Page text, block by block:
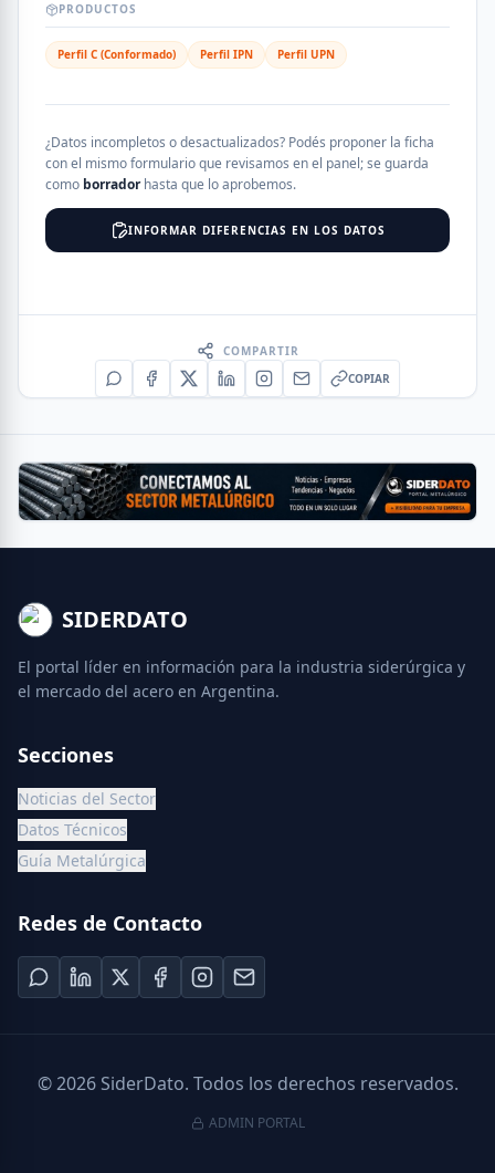
PRODUCTOS
Perfil C (Conformado) Perfil IPN Perfil UPN
¿Datos incompletos o desactualizados? Podés proponer la ficha
con el mismo formulario que revisamos en el panel; se guarda
como borradorhasta que lo aprobemos.
INFORMAR DIFERENCIAS EN LOS DATOS
COMPARTIR
COPIAR
SIDERDATO
El portal líder en información para la industria siderúrgica y
el mercado del acero en Argentina.
Secciones
Noticias del Sector
Datos Técnicos
Guía Metalúrgica
Redes de Contacto
©2026SiderDato. Todos los derechos reservados.
ADMIN PORTAL